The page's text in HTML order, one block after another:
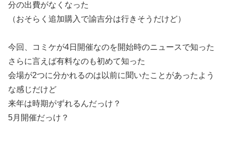
分の出費がなくなった
（おそらく追加購入で諭吉分は行きそうだけど）
今回、コミケが4日開催なのを開始時のニュースで知った
さらに言えば有料なのも初めて知った
会場が2つに分かれるのは以前に聞いたことがあったよう
な感じだけど
来年は時期がずれるんだっけ？
5月開催だっけ？